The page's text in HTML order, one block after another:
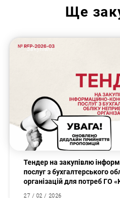
Ще
Закупівлі
Тендер на закупівлю
послуг з бухгалтерського
організацій для потреб ГО
27 / 02 / 2026